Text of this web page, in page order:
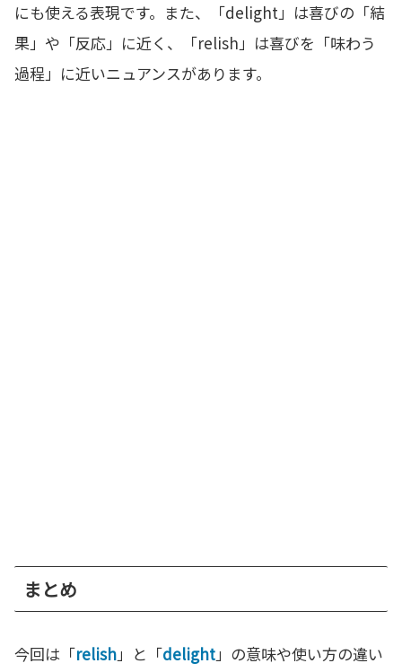
にも使える表現です。また、「delight」は喜びの「結
果」や「反応」に近く、「relish」は喜びを「味わう
過程」に近いニュアンスがあります。
まとめ
今回は「relish」と「delight」の意味や使い方の違い